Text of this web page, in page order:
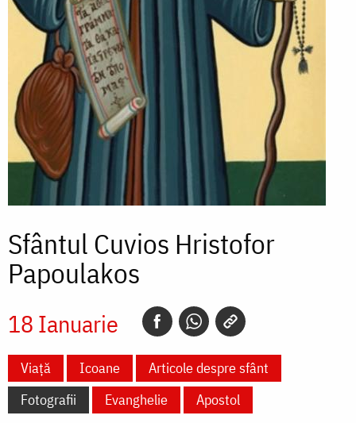
Sfântul Cuvios Hristofor
Papoulakos
18 Ianuarie
Viață Icoane
Articole despre sfânt
Fotografii
Evanghelie Apostol